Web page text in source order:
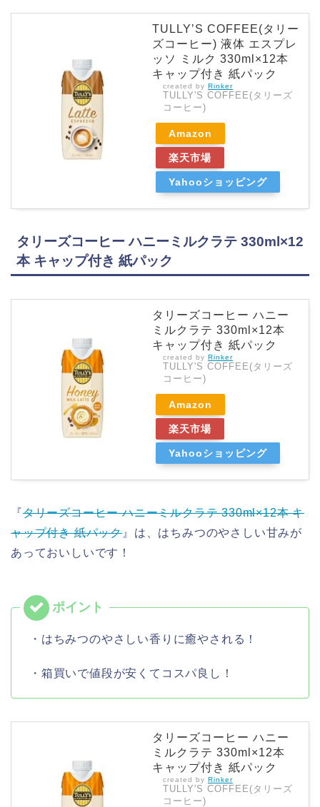
TULLY’S COFFEE(タリー
ズコーヒー) 液体 エスプレ
ッソ ミルク 330ml×12本
キャップ付き 紙パック
created by Rinker
TULLY'S COFFEE(タリーズ
コーヒー)
Amazon
楽天市場
Yahooショッピング
タリーズコーヒー ハニーミルクラテ 330ml×12
本 キャップ付き 紙パック
タリーズコーヒー ハニー
ミルクラテ 330ml×12本
キャップ付き 紙パック
created by Rinker
TULLY'S COFFEE(タリーズ
コーヒー)
Amazon
楽天市場
Yahooショッピング
『タリーズコーヒー ハニーミルクラテ 330ml×12本 キ
ャップ付き 紙パック 』は、はちみつのやさしい甘みが
あっておいしいです！
・はちみつのやさしい香りに癒やされる！
・箱買いで値段が安くてコスパ良し！
タリーズコーヒー ハニー
ミルクラテ 330ml×12本
キャップ付き 紙パック
created by Rinker
TULLY'S COFFEE(タリーズ
コーヒー)